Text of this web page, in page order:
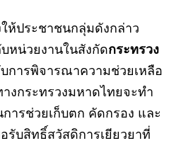
ห้ประชาชนกลุ่มดังกล่าว
หน่วยงานในสังกัดกระทรวง
การพิจารณาความช่วยเหลือ
งกระทรวงมหาดไทยจะทำ
ารช่วยเก็บตก คัดกรอง และ
รับสิทธิ์สวัสดิการเยียวยาที่